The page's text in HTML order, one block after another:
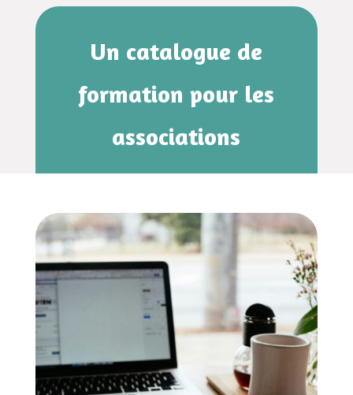
Un catalogue de
formation pour les
associations